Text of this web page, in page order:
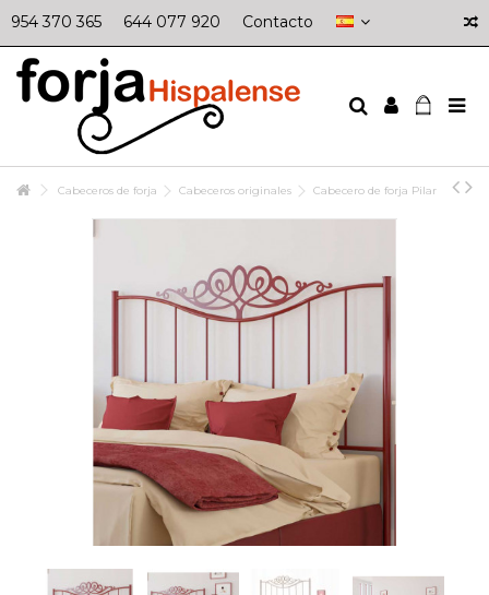
954 370 365 644 077 920 Contacto
Cabeceros de forja Cabeceros originales Cabecero de forja Pilar